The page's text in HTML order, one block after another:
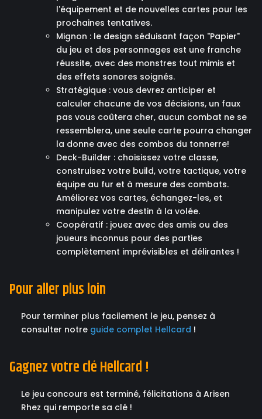
l'équipement et de nouvelles cartes pour les
prochaines tentatives.
Mignon : le design séduisant façon "Papier"
du jeu et des personnages est une franche
réussite, avec des monstres tout mimis et
des effets sonores soignés.
Stratégique : vous devrez anticiper et
calculer chacune de vos décisions, un faux
pas vous coûtera cher, aucun combat ne se
ressemblera, une seule carte pourra changer
la donne avec des combos du tonnerre!
Deck-Builder : choisissez votre classe,
construisez votre build, votre tactique, votre
équipe au fur et à mesure des combats.
Améliorez vos cartes, échangez-les, et
manipulez votre destin à la volée.
Coopératif : jouez avec des amis ou des
joueurs inconnus pour des parties
complètement imprévisibles et délirantes !
Pour aller plus loin
Pour terminer plus facilement le jeu, pensez à
consulter notre guide complet Hellcard !
Gagnez votre clé Hellcard !
Le jeu concours est terminé, félicitations à Arisen
Rhez qui remporte sa clé !